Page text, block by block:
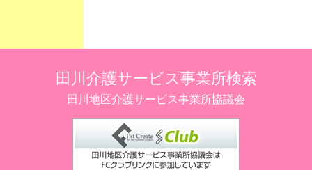
田川介護サービス事業所検索
田川地区介護サービス事業所協議会